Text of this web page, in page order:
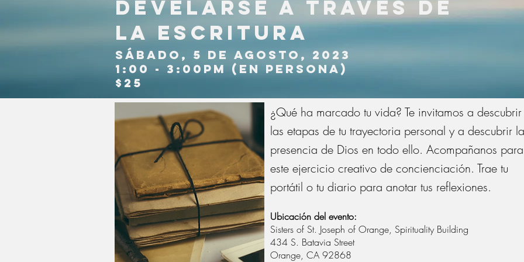
Develarse a travÉs de
la escritura
SÁbado, 5 de agosto, 2023
1:00 - 3:00PM (en persona)
$25
¿Qué ha marcado tu vida? Te invitamos a descubrir
las etapas de tu trayectoria personal y a descubrir la
presencia de Dios en todo ello. Acompañanos para
este ejercicio creativo de concienciación. Trae tu
portátil o tu diario para anotar tus reflexiones.
Ubicación del evento:
Sisters of St. Joseph of Orange, Spirituality Building
434 S. Batavia Street
Orange, CA 92868